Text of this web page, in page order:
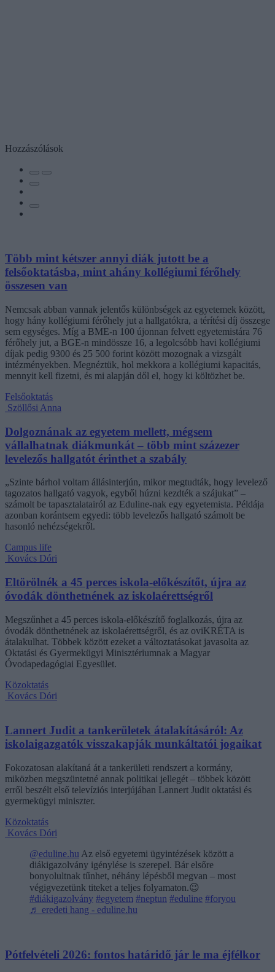
Hozzászólások
Több mint kétszer annyi diák jutott be a
felsőoktatásba, mint ahány kollégiumi férőhely
összesen van
Nemcsak abban vannak jelentős különbségek az egyetemek között,
hogy hány kollégiumi férőhely jut a hallgatókra, a térítési díj összege
sem egységes. Míg a BME-n 100 újonnan felvett egyetemistára 76
férőhely jut, a BGE-n mindössze 16, a legolcsóbb havi kollégiumi
díjak pedig 9300 és 25 500 forint között mozognak a vizsgált
intézményekben. Megnéztük, hol mekkora a kollégiumi kapacitás,
mennyit kell fizetni, és mi alapján dől el, hogy ki költözhet be.
Felsőoktatás
Szöllősi Anna
Dolgoznának az egyetem mellett, mégsem
vállalhatnak diákmunkát – több mint százezer
levelezős hallgatót érinthet a szabály
„Szinte bárhol voltam állásinterjún, mikor megtudták, hogy levelező
tagozatos hallgató vagyok, egyből húzni kezdték a szájukat” –
számolt be tapasztalatairól az Eduline-nak egy egyetemista. Példája
azonban korántsem egyedi: több levelezős hallgató számolt be
hasonló nehézségekről.
Campus life
Kovács Dóri
Eltörölnék a 45 perces iskola-előkészítőt, újra az
óvodák dönthetnének az iskolaérettségről
Megszűnhet a 45 perces iskola-előkészítő foglalkozás, újra az
óvodák dönthetnének az iskolaérettségről, és az oviKRÉTA is
átalakulhat. Többek között ezeket a változtatásokat javasolta az
Oktatási és Gyermekügyi Minisztériumnak a Magyar
Óvodapedagógiai Egyesület.
Közoktatás
Kovács Dóri
Lannert Judit a tankerületek átalakításáról: Az
iskolaigazgatók visszakapják munkáltatói jogaikat
Fokozatosan alakítaná át a tankerületi rendszert a kormány,
miközben megszüntetné annak politikai jellegét – többek között
erről beszélt első televíziós interjújában Lannert Judit oktatási és
gyermekügyi miniszter.
Közoktatás
Kovács Dóri
@eduline.hu Az első egyetemi ügyintézések között a
diákigazolvány igénylése is szerepel. Bár elsőre
bonyolultnak tűnhet, néhány lépésből megvan – most
végigvezetünk titeket a teljes folyamaton.😉
#diákigazolvány #egyetem #neptun #eduline #foryou
♬ eredeti hang - eduline.hu
Pótfelvételi 2026: fontos határidő jár le ma éjfélkor